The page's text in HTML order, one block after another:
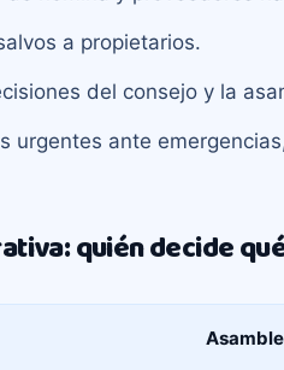
a propietarios.
del consejo y la
urgentes ante
quién decide